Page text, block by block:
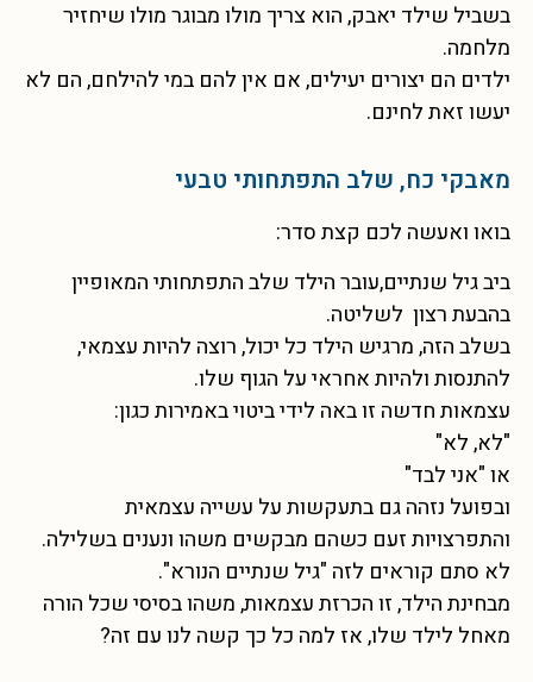
בשביל שילד יאבק, הוא צריך מולו מבוגר מולו שיחזיר
מלחמה.
ילדים הם יצורים יעילים, אם אין להם במי להילחם, הם לא
יעשו זאת לחינם.
מאבקי כח, שלב התפתחותי טבעי
בואו ואעשה לכם קצת סדר:
ביב גיל שנתיים,עובר הילד שלב התפתחותי המאופיין
בהבעת רצון לשליטה.
בשלב הזה, מרגיש הילד כל יכול, רוצה להיות עצמאי,
להתנסות ולהיות אחראי על הגוף שלו.
עצמאות חדשה זו באה לידי ביטוי באמירות כגון:
"לא, לא"
או "אני לבד"
ובפועל נזהה גם בתעקשות על עשייה עצמאית
והתפרצויות זעם כשהם מבקשים משהו ונענים בשלילה.
לא סתם קוראים לזה "גיל שנתיים הנורא".
מבחינת הילד, זו הכרזת עצמאות, משהו בסיסי שכל הורה
מאחל לילד שלו, אז למה כל כך קשה לנו עם זה?